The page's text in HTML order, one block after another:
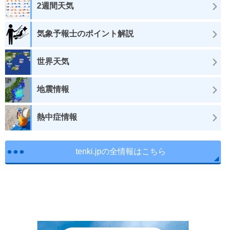
2週間天気
気象予報士のポイント解説
世界天気
地震情報
熱中症情報
tenki.jpの全情報はこちら